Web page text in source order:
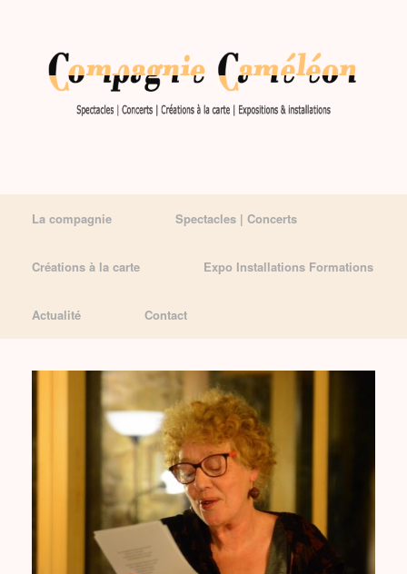
La compagnie Spectacles | Concerts
Créations à la carte Expo Installations Formations
Actualité Contact